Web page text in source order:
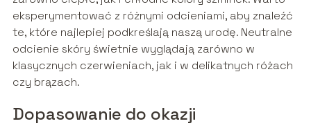
eksperymentować z różnymi odcieniami, aby znaleźć
te, które najlepiej podkreślają naszą urodę. Neutralne
odcienie skóry świetnie wyglądają zarówno w
klasycznych czerwieniach, jak i w delikatnych różach
czy brązach.
Dopasowanie do okazji